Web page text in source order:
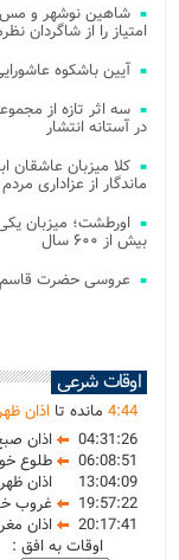
شاهین نوشهر و مس
امتیاز را از شاگردان
آیین باشکوه
سه اثر تازه از
در آستانه انتشار
کلا میزبان عاشقان
ماندگار از عزاداری
اورطشت؛ میزبان
بیش از ۶۰۰ سال
عروسی حضرت
اوقات شرعی
4:44 مانده تااذان
04:31:26
اذان
06:08:51
طلوع
13:04:09
اذان ظهر
19:57:22
غروب
20:17:41
اذان
اوقات به افق :